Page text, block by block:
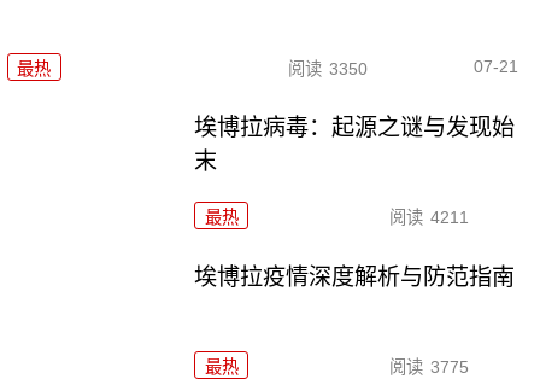
最热 阅读 3350 07-21
埃博拉病毒：起源之谜与发现始
末
最热 阅读 4211
埃博拉疫情深度解析与防范指南
最热 阅读 3775